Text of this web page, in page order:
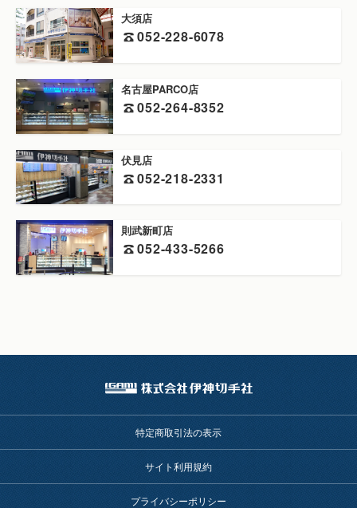
大須店
052-228-6078
名古屋PARCO店
052-264-8352
伏見店
052-218-2331
則武新町店
052-433-5266
特定商取引法の表示
サイト利用規約
プライバシーポリシー